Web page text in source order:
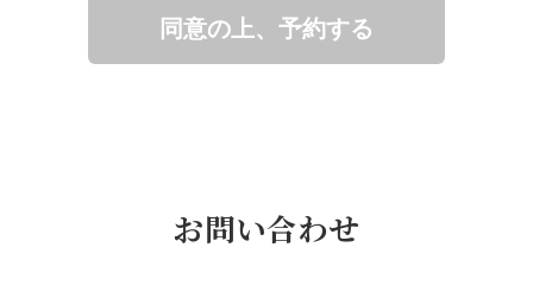
お問い合わせ